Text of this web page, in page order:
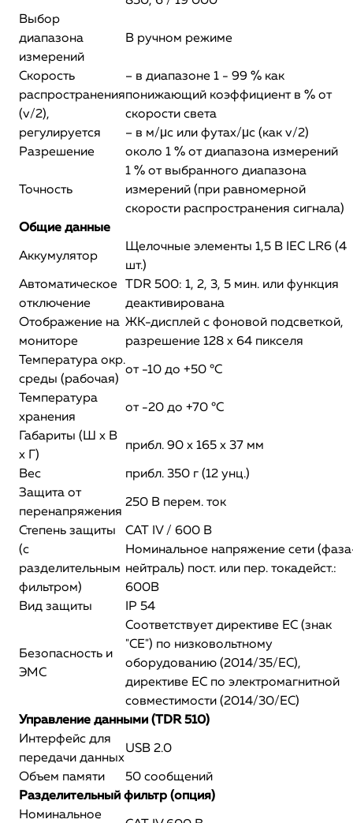
Выбор
диапазона
измерений
В ручном режиме
Скорость
распространения
(v/2),
регулируется
– в диапазоне 1 - 99 % как
понижающий коэффициент в % от
скорости света
– в м/μс или футах/μс (как v/2)
Разрешение
около 1 % от диапазона измерений
Точность
1 % от выбранного диапазона
измерений (при равномерной
скорости распространения сигнала)
Общие данные
Аккумулятор
Щелочные элементы 1,5 В IEC LR6 (4
шт.)
Автоматическое
отключение
TDR 500: 1, 2, 3, 5 мин. или функция
деактивирована
Отображение на
мониторе
ЖК-дисплей с фоновой подсветкой,
разрешение 128 х 64 пикселя
Температура окр.
среды (рабочая)
от -10 до +50 °C
Температура
хранения
от -20 до +70 °C
Габариты (Ш x В
x Г)
прибл. 90 x 165 x 37 мм
Вес
прибл. 350 г (12 унц.)
Защита от
перенапряжения
250 В перем. ток
Степень защиты
(c
разделительным
фильтром)
CAT IV / 600 В
Номинальное напряжение сети
нейтраль) пост. или пер. токадейст.:
600В
Вид защиты
IP 54
Безопасность и
ЭМС
Соответствует директиве ЕС (знак
"СЕ") по низковольтному
оборудованию (2014/35/ЕС),
директиве ЕС по электромагнитной
совместимости (2014/30/ЕС)
Управление данными (TDR 510)
Интерфейс для
передачи данных
USB 2.0
Объем памяти
50 сообщений
Разделительный фильтр (опция)
Номинальное